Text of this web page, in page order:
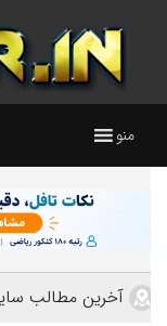
منو
آخرین مطالب